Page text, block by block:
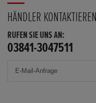
HÄNDLER KONTAKTIEREN
RUFEN SIE UNS AN:
03841-3047511